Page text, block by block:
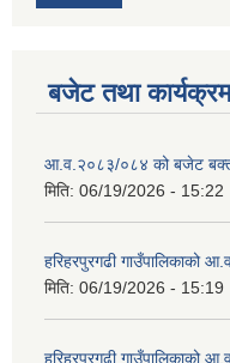
बजेट तथा कार्यक्रम
आ.व.२०८३/०८४ को बजेट
मिति: 06/19/2026 - 15:22
हरिहरपुरगढी गाउँपालिकाको
मिति: 06/19/2026 - 15:19
हरिहरपुरगढी गाउँपालिकाको